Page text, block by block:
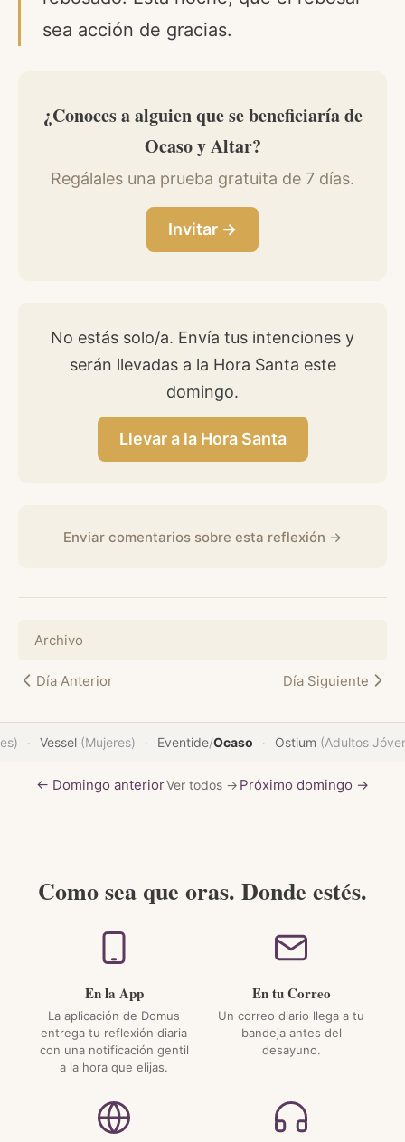
sea acción de gracias.
¿Conoces a alguien que se beneficiaría de
Ocaso y Altar?
Regálales una prueba gratuita de 7 días.
Invitar →
No estás solo/a. Envía tus intenciones y
serán llevadas a la Hora Santa este
domingo.
Llevar a la Hora Santa
Enviar comentarios sobre esta reflexión →
Día Anterior
Archivo
Día Siguiente
· Vessel (Mujeres) · Eventide/Ocaso · Ostium (Adultos
← Domingo anteriorVer todos → Próximo domingo →
Como sea que oras. Donde estés.
En la App
La aplicación de Domus
entrega tu reflexión diaria
con una notificación gentil
a la hora que elijas.
En tu Correo
Un correo diario llega a tu
bandeja antes del
desayuno.